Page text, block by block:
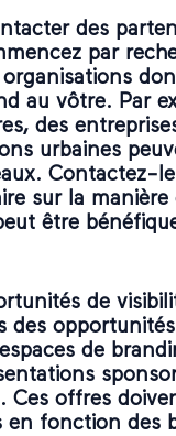
des
par
au vôtre. Par
des
urbaines
Contactez-
sur la
être
de
des
de
Ces offres
en fonction des